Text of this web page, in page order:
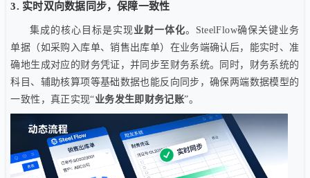
3. 实时双向数据同步，保障一致性
集成的核心目标是实现业财一体化。SteelFlow确保关键业务
单据（如采购入库单、销售出库单）在业务端确认后，能实时、准
确地生成对应的财务凭证，并同步至财务系统。同时，财务系统的
科目、辅助核算项等基础数据也能反向同步，确保两端数据模型的
一致性，真正实现“业务发生即财务记账”。